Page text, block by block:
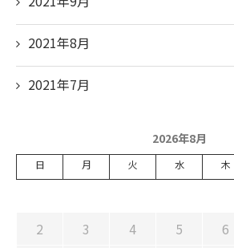
2021年8月
2021年7月
2026年8月
日 月 火 水 木
2
3 4 5 6